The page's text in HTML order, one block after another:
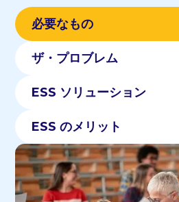
必要なもの
ザ・プロブレム
ESS ソリューション
ESS のメリット